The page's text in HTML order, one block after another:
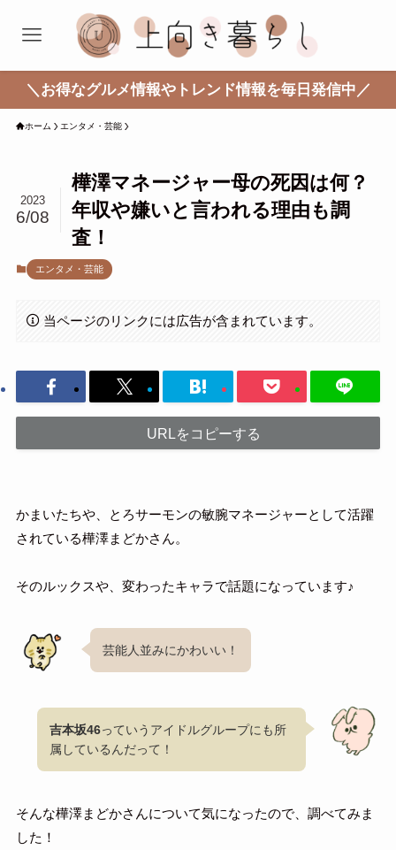
＼お得なグルメ情報やトレンド情報を毎日発信中／
ホーム エンタメ・芸能
樺澤マネージャー母の死因は何？
年収や嫌いと言われる理由も調
査！
2023
6/08
エンタメ・芸能
当ページのリンクには広告が含まれています。
URLをコピーする
かまいたちや、とろサーモンの敏腕マネージャーとして活躍
されている樺澤まどかさん。
そのルックスや、変わったキャラで話題になっています♪
芸能人並みにかわいい！
吉本坂46っていうアイドルグループにも所
属しているんだって！
そんな樺澤まどかさんについて気になったので、調べてみま
した！